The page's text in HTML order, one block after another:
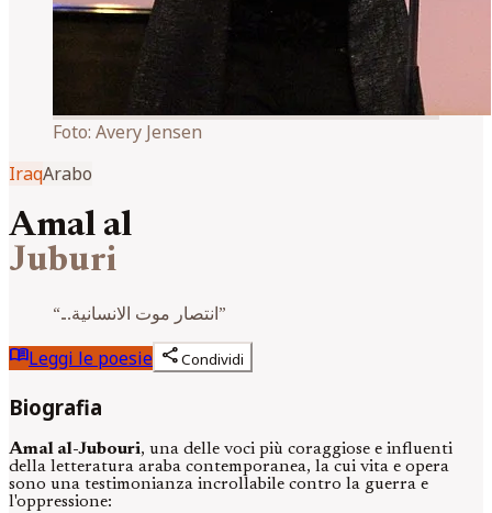
Foto: Avery Jensen
IraqArabo
Amal al
Juburi
“ ...انتصار موت الانسانية ”
menu_bookLeggi le poesie shareCondividi
Biografia
Amal al-Jubouri, una delle voci più coraggiose e influenti
della letteratura araba contemporanea, la cui vita e opera
sono una testimonianza incrollabile contro la guerra e
l'oppressione: